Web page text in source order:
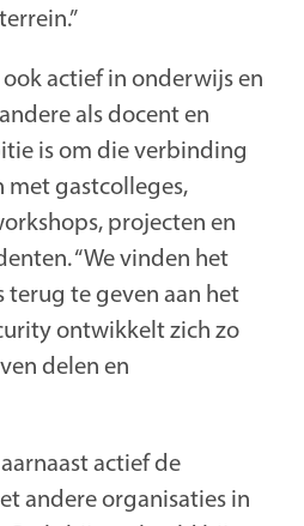
actief in onderwijs en
als docent en
is om die verbinding
gastcolleges,
projecten en
“We vinden het
te geven aan het
ontwikkelt zich zo
delen en
actief de
andere organisaties in